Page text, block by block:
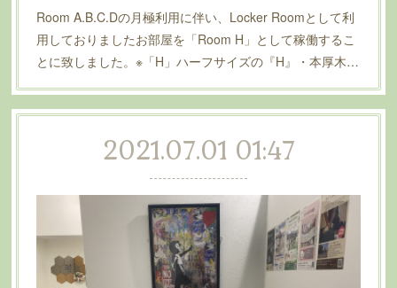
Room A.B.C.Dの月極利用に伴い、Locker Roomとして利
用しておりましたお部屋を「Room H」として稼働するこ
とに致しました。※「H」ハーフサイズの『H』・本厚木…
2021.07.01 01:47